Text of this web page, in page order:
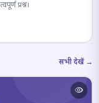
प्रश्न।
सभी देखें →